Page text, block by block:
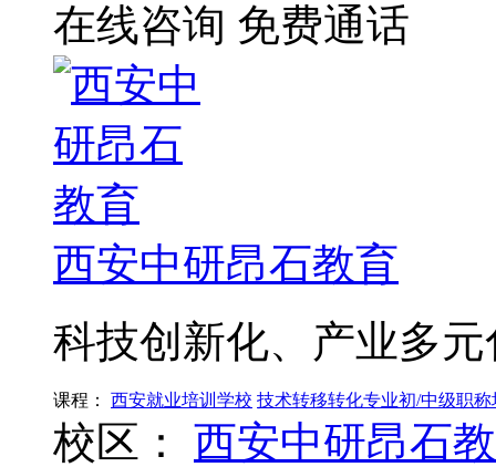
在线咨询 免费通话
西安中研昂石教育
科技创新化、产业多元
课程： 西安就业培训学校 技术转移转化专业初/中级职称
校区：
西安中研昂石